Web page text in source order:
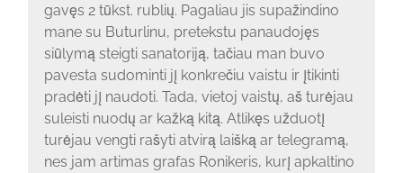
gavęs 2 tūkst. rublių. Pagaliau jis supažindino
mane su Buturlinu, pretekstu panaudojęs
siūlymą steigti sanatoriją, tačiau man buvo
pavesta sudominti jį konkrečiu vaistu ir įtikinti
pradėti jį naudoti. Tada, vietoj vaistų, aš turėjau
suleisti nuodų ar kažką kitą. Atlikęs užduotį
turėjau vengti rašyti atvirą laišką ar telegramą,
nes jam artimas grafas Ronikeris, kurį apkaltino